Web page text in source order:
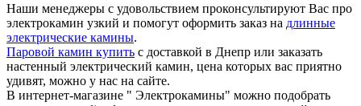
Наши менеджеры с удовольствием проконсультируют Вас про
электрокамин узкий и помогут оформить заказ на длинные
электрические камины.
Паровой камин купить с доставкой в Днепр или заказать
настенный электрический камин, цена которых вас приятно
удивят, можно у нас на сайте.
В интернет-магазине " Электрокамины" можно подобрать